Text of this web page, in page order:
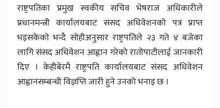
राष्ट्रपतिका प्रमुख स्वकीय सचिव भेषराज अधिकारीले
प्रधानमन्त्री कार्यालयबाट संसद अधिवेशनको पत्र प्राप्त
भइसकेको भन्दै सोहीअनुसार राष्ट्रपतिले २३ गते ४ बजेका
लागि संसद अधिवेशन आह्वान गरेको रातोपाटीलाई जानकारी
दिए । केहीबेरमै राष्ट्रपति कार्यालयबाट संसद अधिवेशन
आह्वानसम्बन्धी विज्ञप्ति जारी हुने उनको भनाइ छ ।